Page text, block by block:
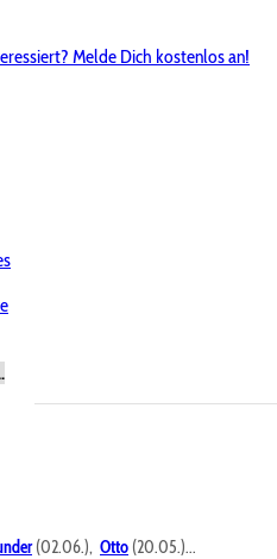
Melde Dich kostenlos an!
(02.06.), Otto (20.05.)...